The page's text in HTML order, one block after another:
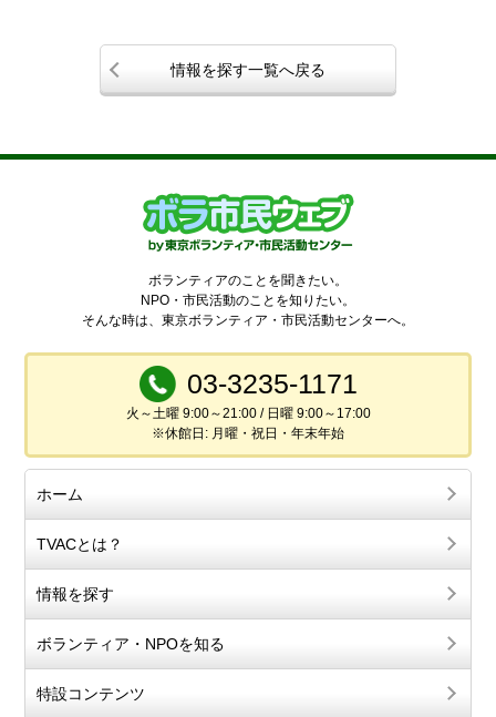
情報を探す一覧へ戻る
ボランティアのことを聞きたい。
NPO・市民活動のことを知りたい。
そんな時は、東京ボランティア・市民活動センターへ。
03-3235-1171
火～土曜 9:00～21:00 / 日曜 9:00～17:00
※休館日: 月曜・祝日・年末年始
ホーム
TVACとは？
情報を探す
ボランティア・NPOを知る
特設コンテンツ